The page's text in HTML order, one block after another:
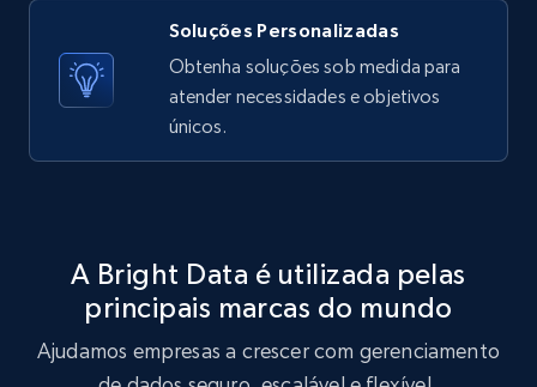
LinkedIn posts - Discover user's articles by
URL, ID, User id, Use url, Title, Headline, Post
text, Date posted, and more.
11.3K+ 1.5K+ Comece grátis
LinkedIn posts - Discover posts by Profile
URL
URL, ID, User id, Use url, Title, Headline, Post
text, Date posted, and more.
Soluções Personalizadas
Obtenha soluções sob medida para
atender necessidades e objetivos
únicos.
A Bright Data é utilizada pelas
principais marcas do mundo
Ajudamos empresas a crescer com gerenciamento